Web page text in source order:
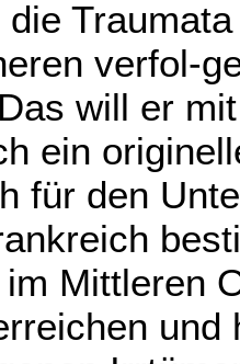
verfol-
will er
ein
für den
Mittleren